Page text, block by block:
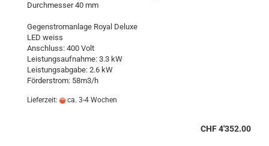
Durchmesser 40 mm
Gegenstromanlage Royal Deluxe
LED weiss
Anschluss: 400 Volt
Leistungsaufnahme: 3.3 kW
Leistungsabgabe: 2.6 kW
Förderstrom: 58m3/h
Lieferzeit: ca. 3-4 Wochen
CHF 4'352.00